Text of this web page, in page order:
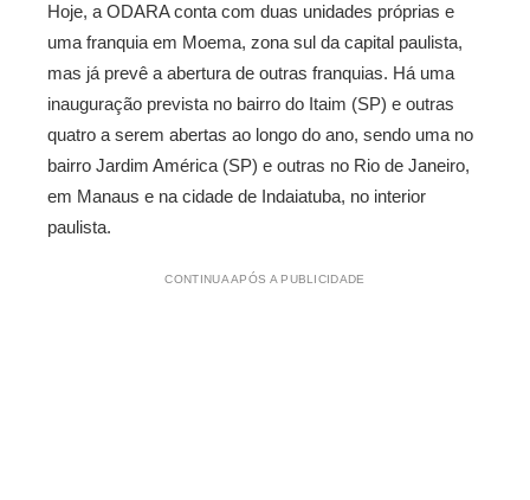
Hoje, a ODARA conta com duas unidades próprias e
uma franquia em Moema, zona sul da capital paulista,
mas já prevê a abertura de outras franquias. Há uma
inauguração prevista no bairro do Itaim (SP) e outras
quatro a serem abertas ao longo do ano, sendo uma no
bairro Jardim América (SP) e outras no Rio de Janeiro,
em Manaus e na cidade de Indaiatuba, no interior
paulista.
CONTINUA APÓS A PUBLICIDADE